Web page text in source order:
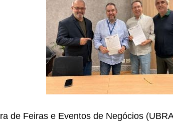
de Feiras e Eventos de Negócios